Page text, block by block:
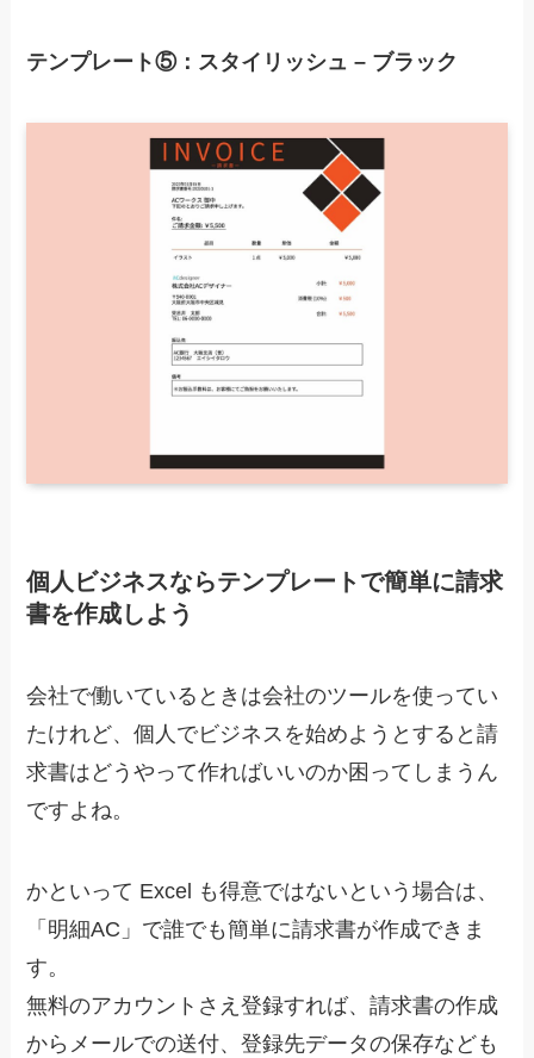
テンプレート⑤：スタイリッシュ – ブラック
個人ビジネスならテンプレートで簡単に請求
書を作成しよう
会社で働いているときは会社のツールを使ってい
たけれど、個人でビジネスを始めようとすると請
求書はどうやって作ればいいのか困ってしまうん
ですよね。
かといって Excel も得意ではないという場合は、
「明細AC」で誰でも簡単に請求書が作成できま
す。
無料のアカウントさえ登録すれば、請求書の作成
からメールでの送付、登録先データの保存なども